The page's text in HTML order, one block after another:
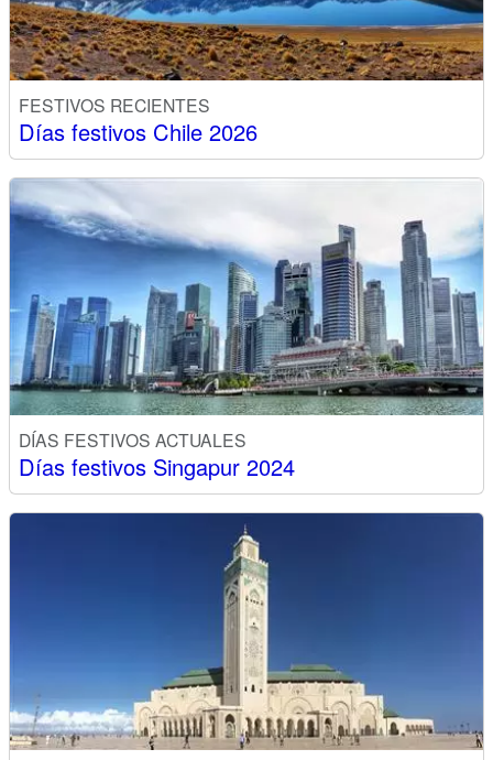
FESTIVOS RECIENTES
Días festivos Chile 2026
DÍAS FESTIVOS ACTUALES
Días festivos Singapur 2024